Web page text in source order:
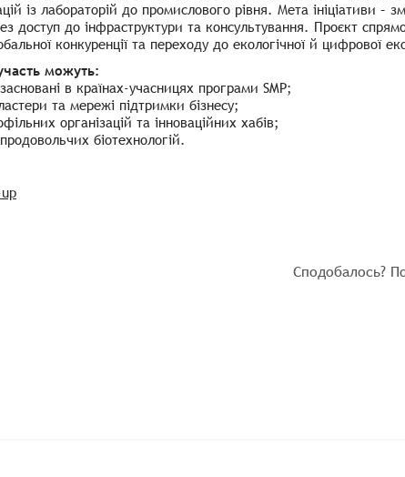
із лабораторій до промислового рівня. Мета ініціативи –
доступ до інфраструктури та консультування. Проєкт
конкуренції та переходу до екологічної й цифрової
можуть:
в країнах-учасницях програми SMP;
та мережі підтримки бізнесу;
організацій та інноваційних хабів;
біотехнологій.
Сподобалось?